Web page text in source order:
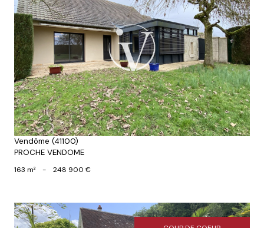
Voir le bien
Vendôme (41100)
PROCHE VENDOME
163 m² - 248 900 €